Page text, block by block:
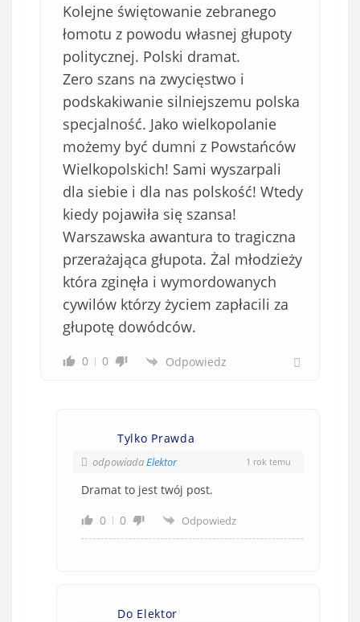
Kolejne świętowanie zebranego
łomotu z powodu własnej głupoty
politycznej. Polski dramat.
Zero szans na zwycięstwo i
podskakiwanie silniejszemu polska
specjalność. Jako wielkopolanie
możemy być dumni z Powstańców
Wielkopolskich! Sami wyszarpali
dla siebie i dla nas polskość! Wtedy
kiedy pojawiła się szansa!
Warszawska awantura to tragiczna
przerażająca głupota. Żal młodzieży
która zginęła i wymordowanych
cywilów którzy życiem zapłacili za
głupotę dowódców.
0 0 Odpowiedz
Tylko Prawda
odpowiadaElektor 1 rok temu
Dramat to jest twój post.
0
0 Odpowiedz
Do Elektor